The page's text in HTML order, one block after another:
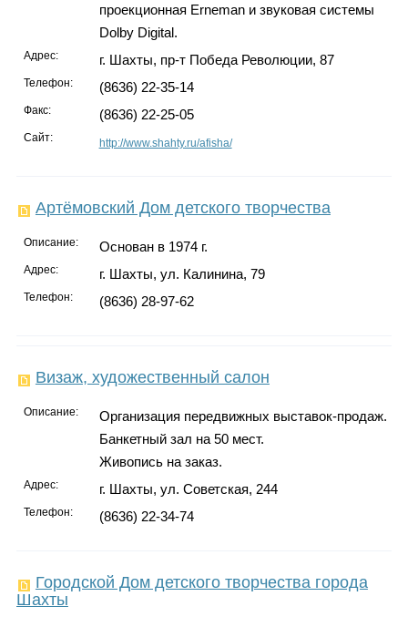
Фотогалерея
проекционная Erneman и звуковая системы
Dolby Digital.
Адрес: г. Шахты, пр-т Победа Революции, 87
Телефон: (8636) 22-35-14
Факс: (8636) 22-25-05
Сайт: http://www.shahty.ru/afisha/
Артёмовский Дом детского творчества
Описание: Основан в 1974 г.
Адрес: г. Шахты, ул. Калинина, 79
Телефон: (8636) 28-97-62
Визаж, художественный салон
Описание:
Организация передвижных выставок-продаж.
Банкетный зал на 50 мест.
Живопись на заказ.
Адрес: г. Шахты, ул. Советская, 244
Телефон: (8636) 22-34-74
Городской Дом детского творчества города
Шахты